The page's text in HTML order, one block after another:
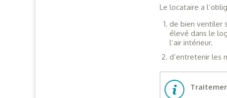
Le locataire a
de bien ventiler
élevé dans le
l’air intérieur.
d’entretenir les